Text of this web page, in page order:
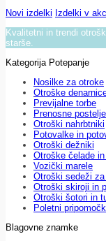
Novi izdelki Izdelki v
Kvalitetni in trendi
starše.
Kategorija Potepanje
Nosilke za otroke
Otroške
Previjalne torbe
Prenosne postelje
Otroški nahrbtniki
Potovalke in
Otroški dežniki
Otroške čelade
Vozički marele
Otroški sedeži
Otroški skiroji in
Otroški šotori in
Poletni
Blagovne znamke